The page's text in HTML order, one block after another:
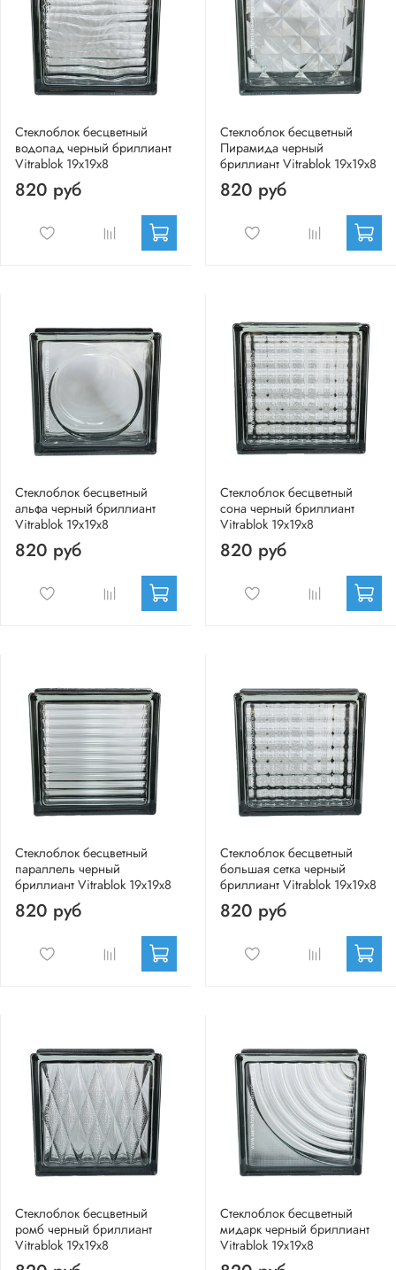
Стеклоблок бесцветный
водопад черный бриллиант
Vitrablok 19х19х8
820 руб
Стеклоблок бесцветный
Пирамида черный
бриллиант Vitrablok 19х19х8
820 руб
Стеклоблок бесцветный
альфа черный бриллиант
Vitrablok 19х19х8
820 руб
Стеклоблок бесцветный
сона черный бриллиант
Vitrablok 19х19х8
820 руб
Стеклоблок бесцветный
параллель черный
бриллиант Vitrablok 19х19х8
820 руб
Стеклоблок бесцветный
большая сетка черный
бриллиант Vitrablok 19х19х8
820 руб
Стеклоблок бесцветный
ромб черный бриллиант
Vitrablok 19х19х8
Стеклоблок бесцветный
мидарк черный бриллиант
Vitrablok 19х19х8